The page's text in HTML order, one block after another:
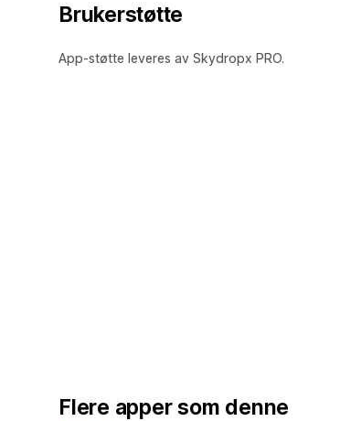
Brukerstøtte
App-støtte leveres av Skydropx PRO.
Flere apper som denne